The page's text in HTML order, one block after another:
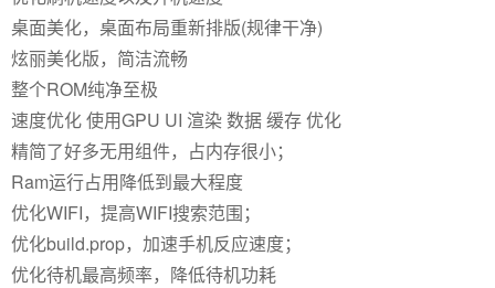
桌面美化，桌面布局重新排版(规律干净)
炫丽美化版，简洁流畅
整个ROM纯净至极
速度优化 使用GPU UI 渲染 数据 缓存 优化
精简了好多无用组件，占内存很小；
Ram运行占用降低到最大程度
优化WIFI，提高WIFI搜索范围；
优化build.prop，加速手机反应速度；
优化待机最高频率，降低待机功耗